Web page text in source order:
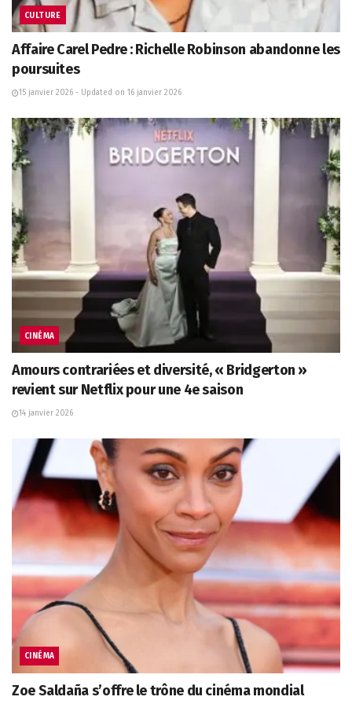
CULTURE
Affaire Carel Pedre : Richelle Robinson abandonne les
poursuites
15 janvier 2026 - Updated on 16 janvier 2026
CINÉMA
Amours contrariées et diversité, « Bridgerton »
revient sur Netflix pour une 4e saison
14 janvier 2026
CINÉMA
Zoe Saldaña s’offre le trône du cinéma mondial